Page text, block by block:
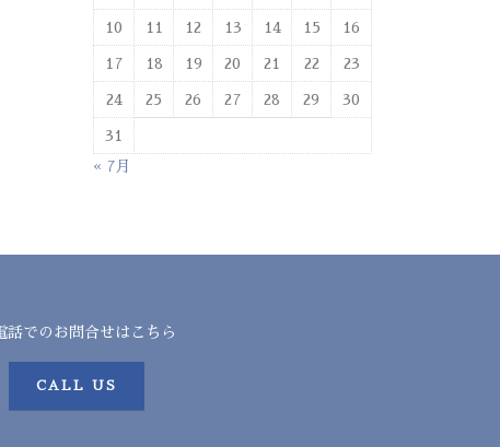
10 11 12 13 14 15 16
17 18 19 20 21 22 23
24 25 26 27 28 29 30
31
« 7月
話でのお問合せはこちら
CALL US